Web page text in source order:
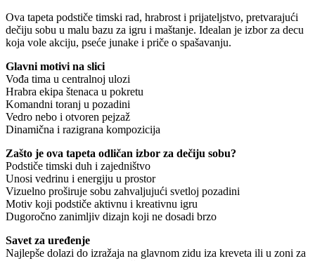
Ova tapeta podstiče timski rad, hrabrost i prijateljstvo, pretvarajući
dečiju sobu u malu bazu za igru i maštanje. Idealan je izbor za decu
koja vole akciju, pseće junake i priče o spašavanju.
Glavni motivi na slici
Vođa tima u centralnoj ulozi
Hrabra ekipa štenaca u pokretu
Komandni toranj u pozadini
Vedro nebo i otvoren pejzaž
Dinamična i razigrana kompozicija
Zašto je ova tapeta odličan izbor za dečiju sobu?
Podstiče timski duh i zajedništvo
Unosi vedrinu i energiju u prostor
Vizuelno proširuje sobu zahvaljujući svetloj pozadini
Motiv koji podstiče aktivnu i kreativnu igru
Dugoročno zanimljiv dizajn koji ne dosadi brzo
Savet za uređenje
Najlepše dolazi do izražaja na glavnom zidu iza kreveta ili u zoni za